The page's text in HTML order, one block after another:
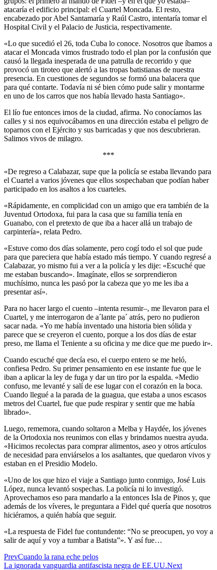
atacaría el edificio principal: el Cuartel Moncada. El resto,
encabezado por Abel Santamaría y Raúl Castro, intentaría tomar el
Hospital Civil y el Palacio de Justicia, respectivamente.
«Lo que sucedió el 26, toda Cuba lo conoce. Nosotros que íbamos a
atacar el Moncada vimos frustrado todo el plan por la confusión que
causó la llegada inesperada de una patrulla de recorrido y que
provocó un tiroteo que alertó a las tropas batistianas de nuestra
presencia. En cuestiones de segundos se formó una balacera que
para qué contarte. Todavía ni sé bien cómo pude salir y montarme
en uno de los carros que nos había llevado hasta Santiago».
El lío fue entonces irnos de la ciudad, afirma. No conocíamos las
calles y si nos equivocábamos en una dirección estaba el peligro de
toparnos con el Ejército y sus barricadas y que nos descubrieran.
Salimos vivos de milagro.
***
«De regreso a Calabazar, supe que la policía se estaba llevando para
el Cuartel a varios jóvenes que ellos sospechaban que podían haber
participado en los asaltos a los cuarteles.
«Rápidamente, en complicidad con un amigo que era también de la
Juventud Ortodoxa, fui para la casa que su familia tenía en
Guanabo, con el pretexto de que iba a hacer allá un trabajo de
carpintería», relata Pedro.
«Estuve como dos días solamente, pero cogí todo el sol que pude
para que pareciera que había estado más tiempo. Y cuando regresé a
Calabazar, yo mismo fui a ver a la policía y les dije: «Escuché que
me estaban buscando». Imagínate, ellos se sorprendieron
muchísimo, nunca les pasó por la cabeza que yo me les iba a
presentar así».
Para no hacer largo el cuento –intenta resumir–, me llevaron para el
Cuartel, y me interrogaron de a´lante pa´ atrás, pero no pudieron
sacar nada. «Yo me había inventado una historia bien sólida y
parece que se creyeron el cuento, porque a los dos días de estar
preso, me llama el Teniente a su oficina y me dice que me puedo ir».
Cuando escuché que decía eso, el cuerpo entero se me heló,
confiesa Pedro. Su primer pensamiento en ese instante fue que le
iban a aplicar la ley de fuga y dar un tiro por la espalda. «Medio
confuso, me levanté y salí de ese lugar con el corazón en la boca.
Cuando llegué a la parada de la guagua, que estaba a unos escasos
metros del Cuartel, fue que pude respirar y sentir que me había
librado».
Luego, rememora, cuando soltaron a Melba y Haydée, los jóvenes
de la Ortodoxia nos ­reunimos con ellas y brindamos nuestra ayuda.
«Hicimos recolectas para comprar alimentos, aseo y otros artículos
de necesidad para enviárselos a los asaltantes, que quedaron vivos y
estaban en el Presidio Modelo.
«Uno de los que hizo el viaje a Santiago junto conmigo, José Luis
López, nunca levantó sospechas. La policía ni lo investigó.
Aprovechamos eso para mandarlo a la entonces Isla de Pinos y, que
además de los víveres, le preguntara a Fidel qué quería que nosotros
hiciéramos, a quién había que seguir.
«La respuesta de Fidel fue contundente: “No se preocupen, yo voy a
salir de aquí y voy a tumbar a Batista”». Y así fue…
PrevCuando la rana eche pelos
La ignorada vanguardia antifascista negra de EE.UU.Next